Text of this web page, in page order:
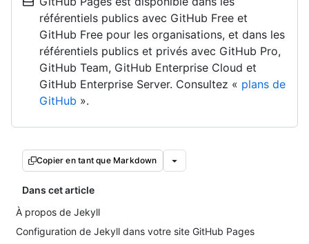
référentiels publics avec GitHub Free et
GitHub Free pour les organisations, et dans les
référentiels publics et privés avec GitHub Pro,
GitHub Team, GitHub Enterprise Cloud et
GitHub Enterprise Server. Consultez « plans de
GitHub ».
Copier en tant que Markdown
Dans cet article
À propos de Jekyll
Configuration de Jekyll dans votre site GitHub Pages